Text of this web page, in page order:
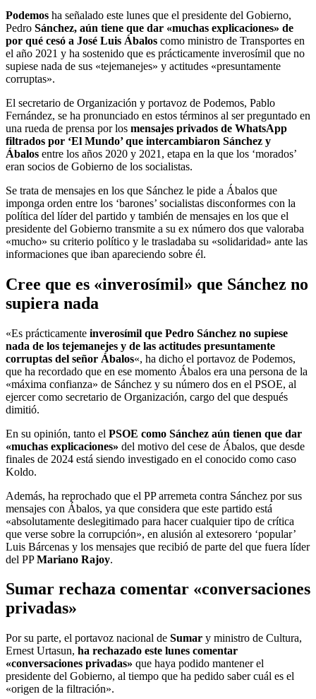
Podemos ha señalado este lunes que el presidente del Gobierno,
Pedro Sánchez, aún tiene que dar «muchas explicaciones» de
por qué cesó a José Luis Ábalos como ministro de Transportes en
el año 2021 y ha sostenido que es prácticamente inverosímil que no
supiese nada de sus «tejemanejes» y actitudes «presuntamente
corruptas».
El secretario de Organización y portavoz de Podemos, Pablo
Fernández, se ha pronunciado en estos términos al ser preguntado en
una rueda de prensa por los mensajes privados de WhatsApp
filtrados por ‘El Mundo’ que intercambiaron Sánchez y
Ábalos entre los años 2020 y 2021, etapa en la que los ‘morados’
eran socios de Gobierno de los socialistas.
Se trata de mensajes en los que Sánchez le pide a Ábalos que
imponga orden entre los ‘barones’ socialistas disconformes con la
política del líder del partido y también de mensajes en los que el
presidente del Gobierno transmite a su ex número dos que valoraba
«mucho» su criterio político y le trasladaba su «solidaridad» ante las
informaciones que iban apareciendo sobre él.
Cree que es «inverosímil» que Sánchez no
supiera nada
«Es prácticamente inverosímil que Pedro Sánchez no supiese
nada de los tejemanejes y de las actitudes presuntamente
corruptas del señor Ábalos«, ha dicho el portavoz de Podemos,
que ha recordado que en ese momento Ábalos era una persona de la
«máxima confianza» de Sánchez y su número dos en el PSOE, al
ejercer como secretario de Organización, cargo del que después
dimitió.
En su opinión, tanto el PSOE como Sánchez aún tienen que dar
«muchas explicaciones» del motivo del cese de Ábalos, que desde
finales de 2024 está siendo investigado en el conocido como caso
Koldo.
Además, ha reprochado que el PP arremeta contra Sánchez por sus
mensajes con Ábalos, ya que considera que este partido está
«absolutamente deslegitimado para hacer cualquier tipo de crítica
que verse sobre la corrupción», en alusión al extesorero ‘popular’
Luis Bárcenas y los mensajes que recibió de parte del que fuera líder
del PPMariano Rajoy.
Sumar rechaza comentar «conversaciones
privadas»
Por su parte, el portavoz nacional de Sumar y ministro de Cultura,
Ernest Urtasun, ha rechazado este lunes comentar
«conversaciones privadas» que haya podido mantener el
presidente del Gobierno, al tiempo que ha pedido saber cuál es el
«origen de la filtración».